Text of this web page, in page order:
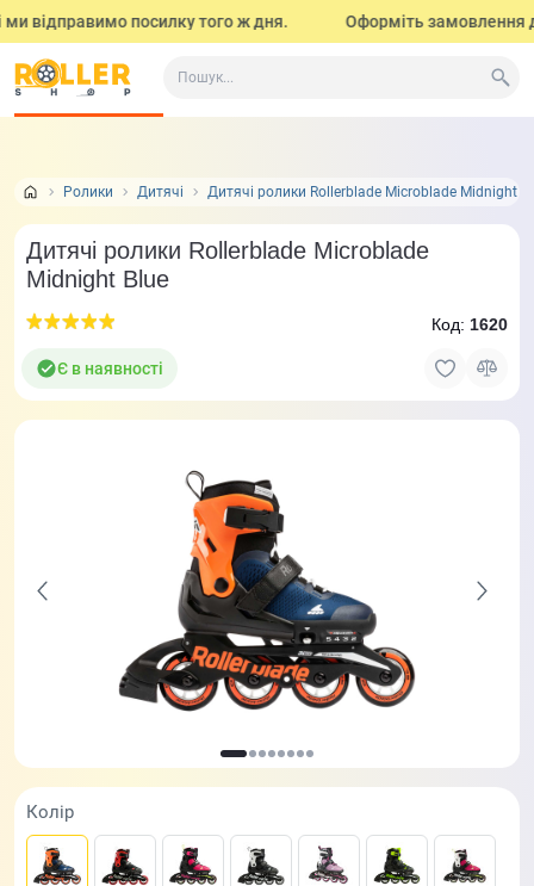
відправимо посилку того ж дня. Оформіть замовлення до
Ролики Дитячі Дитячі ролики Rollerblade Microblade Midnight
Все про товар Характеристики
Дитячі ролики Rollerblade Microblade
Midnight Blue
Є в наявності
Код: 1620
Колір